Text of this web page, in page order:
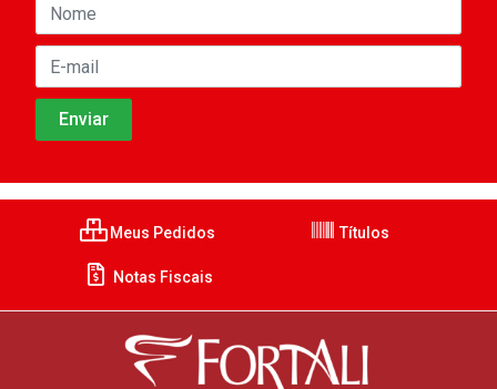
Meus Pedidos Títulos
Notas Fiscais